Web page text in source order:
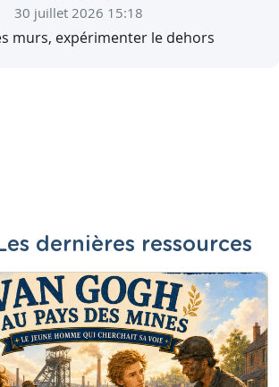
30 juillet 2026 15:18
murs, expérimenter le dehors
dernières ressources